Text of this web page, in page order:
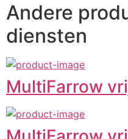
Andere
diensten
MultiFarrow